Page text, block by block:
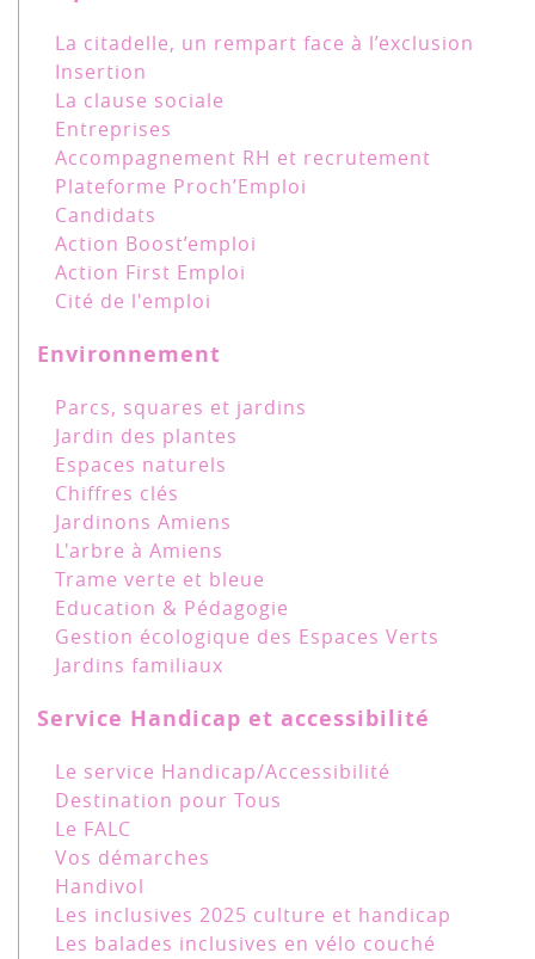
La citadelle, un rempart face à l’exclusion
Insertion
La clause sociale
Entreprises
Accompagnement RH et recrutement
Plateforme Proch’Emploi
Candidats
Action Boost’emploi
Action First Emploi
Cité de l'emploi
Environnement
Parcs, squares et jardins
Jardin des plantes
Espaces naturels
Chiffres clés
Jardinons Amiens
L'arbre à Amiens
Trame verte et bleue
Education & Pédagogie
Gestion écologique des Espaces Verts
Jardins familiaux
Service Handicap et accessibilité
Le service Handicap/Accessibilité
Destination pour Tous
Le FALC
Vos démarches
Handivol
Les inclusives 2025 culture et handicap
Les balades inclusives en vélo couché